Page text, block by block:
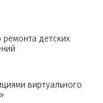
ремонта детских
виртуального